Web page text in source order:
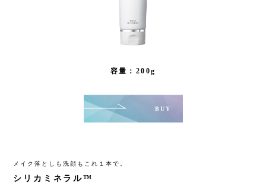
容量：200g
BUY
メイク落としも洗顔もこれ１本で。
シリカミネラル™